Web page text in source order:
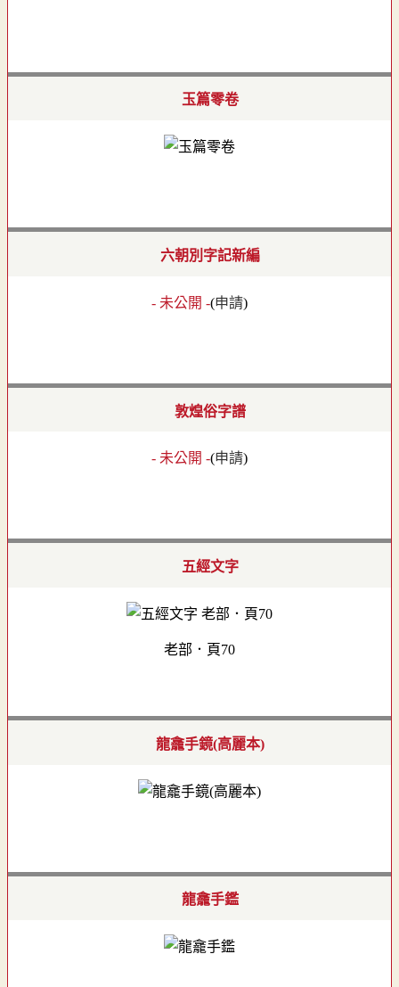
玉篇零卷
六朝別字記新編
- 未公開 -(申請)
敦煌俗字譜
- 未公開 -(申請)
五經文字
老部．頁70
龍龕手鏡(高麗本)
龍龕手鑑